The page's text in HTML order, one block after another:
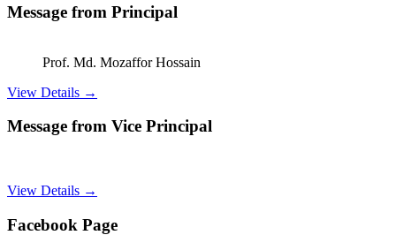
Message from Principal
Prof. Md. Mozaffor Hossain
View Details →
Message from Vice Principal
View Details →
Facebook Page